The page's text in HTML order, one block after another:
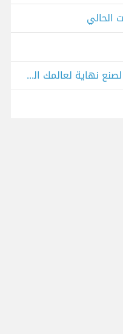
الحالي
في رحلة الصيف والشتاء فرصة لصنع نهاية لعالمك الحالي وانطلاقه واعدة لعامك القادم